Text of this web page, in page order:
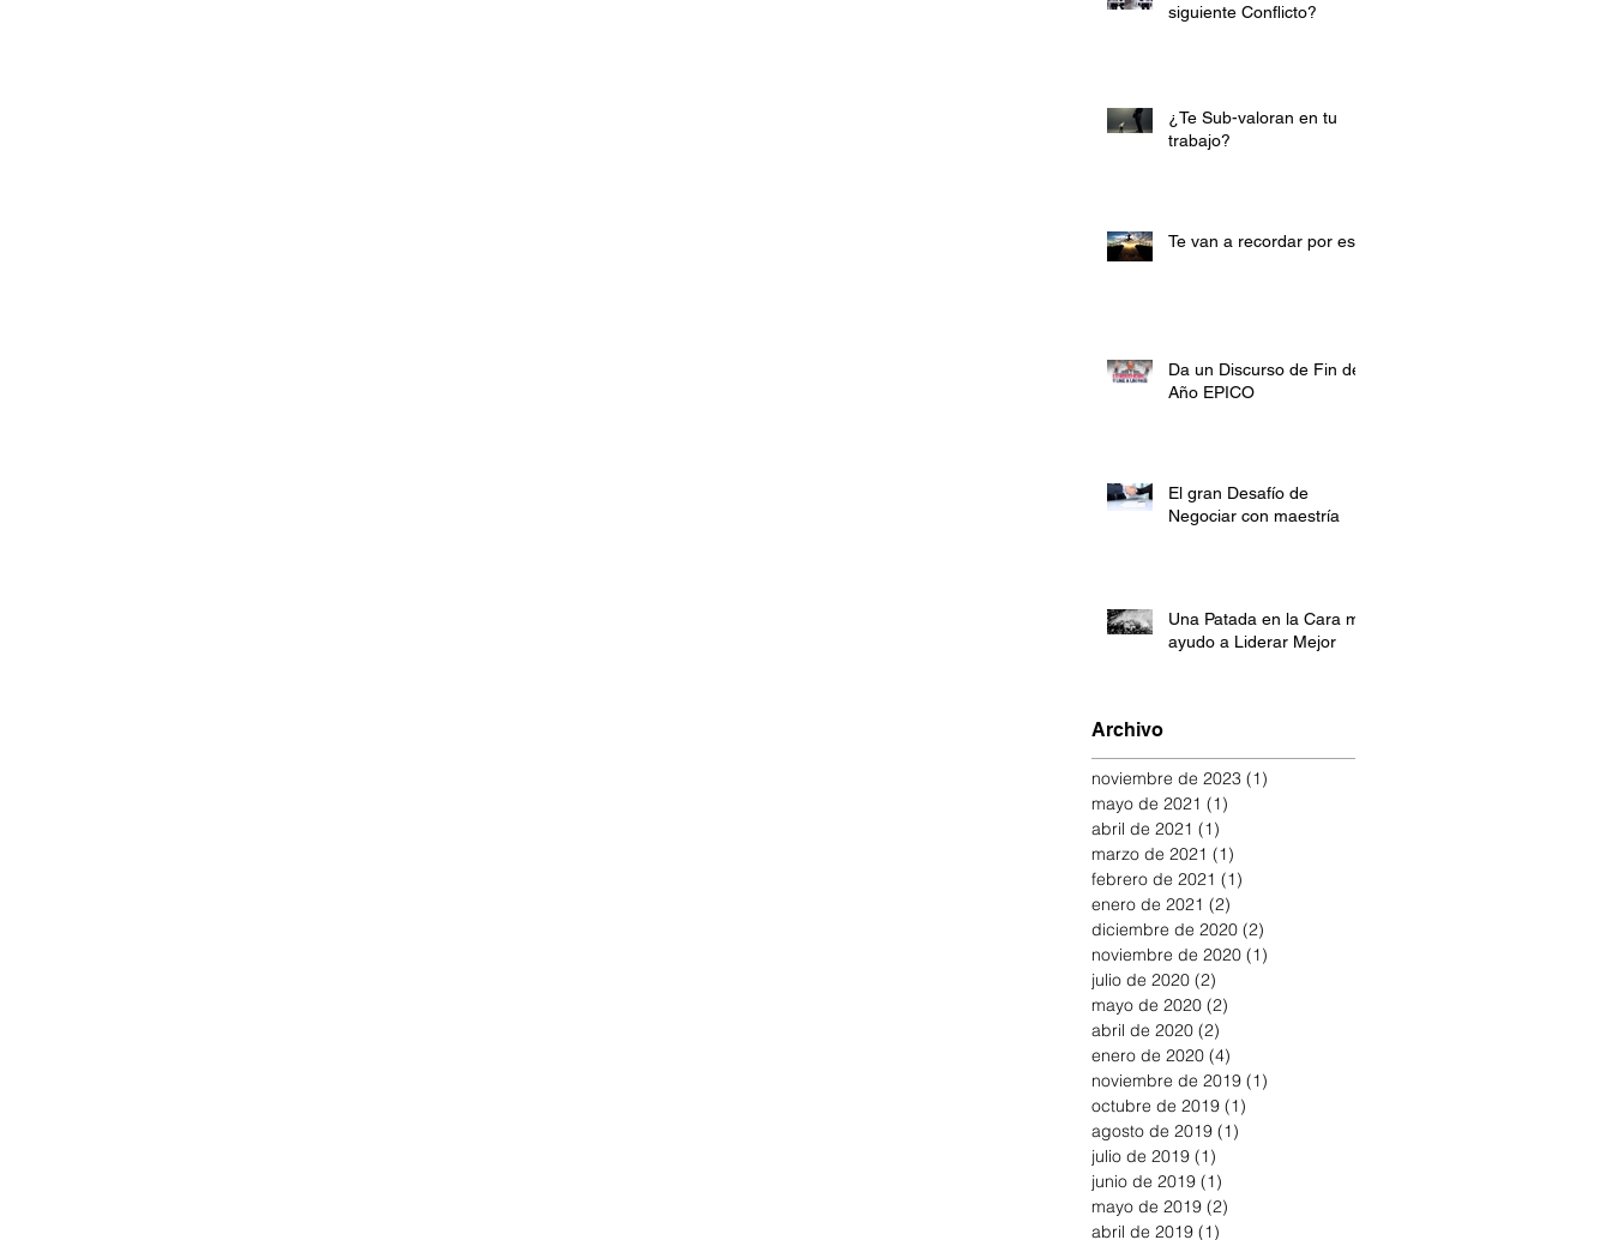
siguiente Conflicto?
¿Te Sub-valoran en tu
trabajo?
Te van a recordar por esto
Da un Discurso de Fin de
Año EPICO
El gran Desafío de
Negociar con maestría
Una Patada en la Cara me
ayudo a Liderar Mejor
Archivo
noviembre de 2023 (1)
mayo de 2021 (1)
abril de 2021 (1)
marzo de 2021 (1)
febrero de 2021 (1)
enero de 2021 (2)
diciembre de 2020 (2)
noviembre de 2020 (1)
julio de 2020 (2)
mayo de 2020 (2)
abril de 2020 (2)
enero de 2020 (4)
noviembre de 2019 (1)
octubre de 2019 (1)
agosto de 2019 (1)
julio de 2019 (1)
junio de 2019 (1)
mayo de 2019 (2)
abril de 2019 (1)